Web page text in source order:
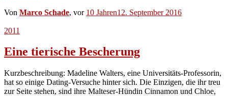
Von Marco Schade, vor 10 Jahren12. September 2016
2011
Eine tierische Bescherung
Kurzbeschreibung: Madeline Walters, eine Universitäts-Professorin,
hat so einige Dating-Versuche hinter sich. Die Einzigen, die ihr treu
zur Seite stehen, sind ihre Malteser-Hündin Cinnamon und Chloe,